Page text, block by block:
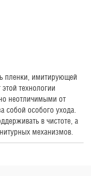
пленки, имитирующей
этой технологии
неотличимыми от
собой особого ухода.
в чистоте, а
механизмов.